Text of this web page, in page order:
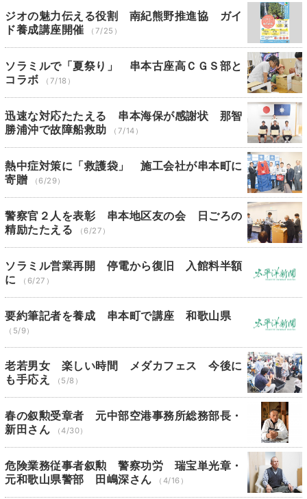
ジオの魅力伝える役割 南紀熊野推進協 ガイ
ド養成講座開催
（7/25）
ソラミルで「夏祭り」 串本古座高ＣＧＳ部と
コラボ
（7/18）
迅速な対応たたえる 串本海保が感謝状 那智
勝浦沖で故障船救助
（7/14）
熱中症対策に「救護袋」 施工会社が串本町に
寄贈
（6/29）
警察官２人を表彰 串本地区友の会 日ごろの
精励たたえる
（6/27）
ソラミル営業再開 停電から復旧 入館料半額
に
（6/27）
要約筆記者を養成 串本町で講座 和歌山県
（5/9）
老若男女 楽しい時間 メダカフェス 今後に
も手応え
（5/8）
春の叙勲受章者 元中部空港事務所総務部長・
新田さん
（4/30）
危険業務従事者叙勲 警察功労 瑞宝単光章・
元和歌山県警部 田嶋深さん
（4/16）